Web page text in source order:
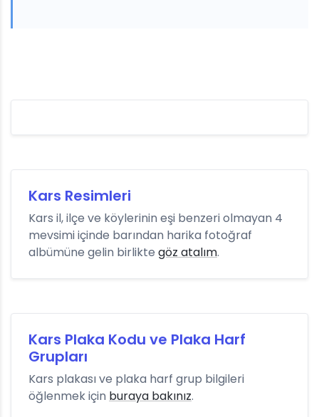
Kars Resimleri
Kars il, ilçe ve köylerinin eşi benzeri olmayan 4
mevsimi içinde barından harika fotoğraf
albümüne gelin birlikte göz atalım.
Kars Plaka Kodu ve Plaka Harf
Grupları
Kars plakası ve plaka harf grup bilgileri
öğlenmek için buraya bakınız.